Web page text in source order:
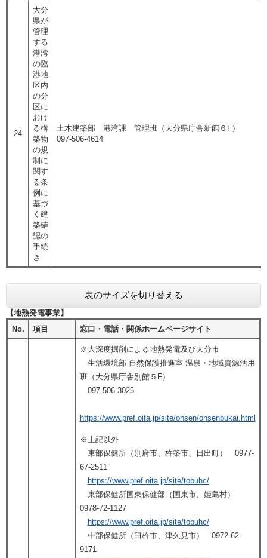
24
大分
県が
管理
する
港湾
の臨
港地
区内
の分
区に
おけ
る構
築物
の規
制に
関す
る条
例に
基づ
く建
築確
認の
手続
き
土木建築部 港湾課 管理班（大分県庁舎新館６F）​
097-506-4614
表のサイズを切り替える
【地熱発電事業】
No.
項目 窓口・電話・関係ホームページサイト
※大深度掘削による地熱発電及び大分市
生活環境部 自然保護推進室 温泉・地域資源活用
班（大分県庁舎別館５F）
097-506-3025
https://www.pref.oita.jp/site/onsen/onsenbukai.html
※上記以外
東部保健所（別府市、杵築市、日出町） 0977-
67-2511
https://www.pref.oita.jp/site/tobuhc/
東部保健所国東保健部（国東市、姫島村）
0978-72-1127
https://www.pref.oita.jp/site/tobuhc/
中部保健所（臼杵市、津久見市） 0972-62-
9171